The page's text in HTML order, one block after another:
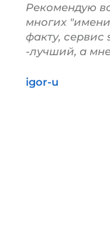
Рекомендую
многих
факту, сервис
-лучший, а
igor-u